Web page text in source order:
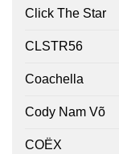
Click The Star
CLSTR56
Coachella
Cody Nam Võ
COËX